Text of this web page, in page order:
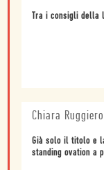
Tra i consigli della
Chiara Ruggiero
Già solo il titolo e
standing ovation a